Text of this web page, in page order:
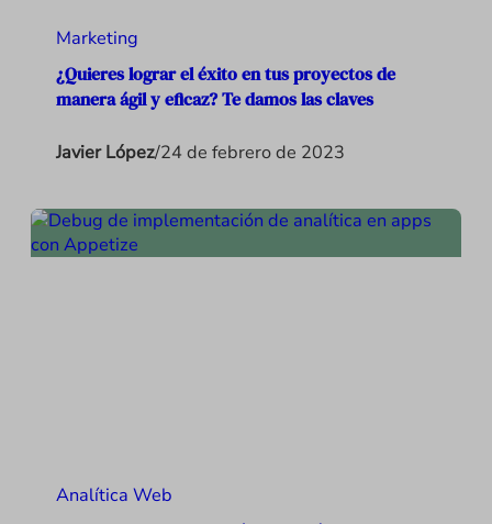
Marketing
¿Quieres lograr el éxito en tus proyectos de
manera ágil y eficaz? Te damos las claves
Javier López/24 de febrero de 2023
Analítica Web